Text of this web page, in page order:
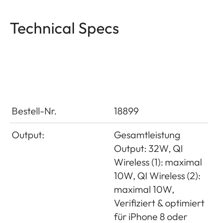
Technical Specs
Bestell-Nr.
18899
Output:
Gesamtleistung
Output: 32W, QI
Wireless (1): maximal
10W, QI Wireless (2):
maximal 10W,
Verifiziert & optimiert
für iPhone 8 oder